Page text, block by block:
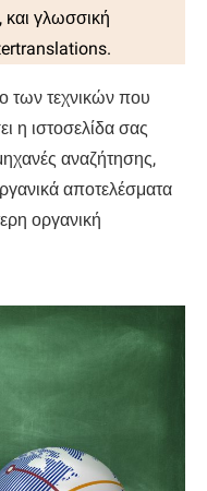
και γλωσσική
των τεχνικών που
η ιστοσελίδα σας
αναζήτησης,
αποτελέσματα
οργανική